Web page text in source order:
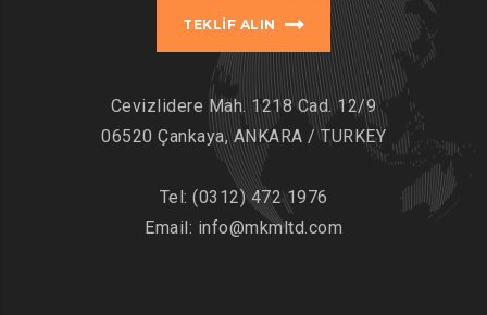
TEKLIF ALIN
Cevizlidere Mah. 1218 Cad. 12/9
06520 Çankaya, ANKARA / TURKEY
Tel: (0312) 472 1976
Email: info@mkmltd.com